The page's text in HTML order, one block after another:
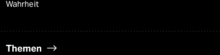
Wahrheit
Themen